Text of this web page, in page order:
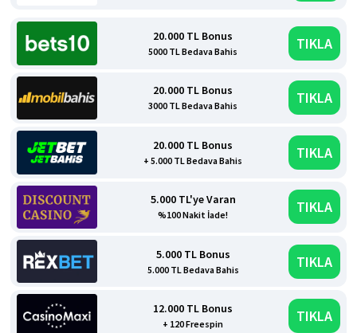
20.000 TL Bonus
5000 TL Bedava Bahis TIKLA
20.000 TL Bonus
3000 TL Bedava Bahis TIKLA
20.000 TL Bonus
+ 5.000 TL Bedava Bahis TIKLA
5.000 TL'ye Varan
%100 Nakit İade! TIKLA
5.000 TL Bonus
5.000 TL Bedava Bahis TIKLA
12.000 TL Bonus
+ 120 Freespin TIKLA